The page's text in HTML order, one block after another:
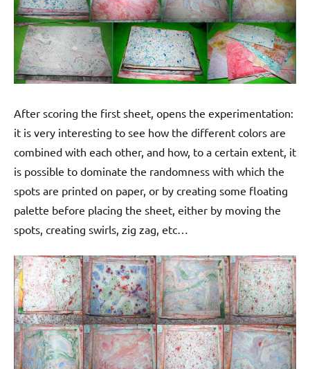
After scoring the first sheet, opens the experimentation:
it is very interesting to see how the different colors are
combined with each other, and how, to a certain extent, it
is possible to dominate the randomness with which the
spots are printed on paper, or by creating some floating
palette before placing the sheet, either by moving the
spots, creating swirls, zig zag, etc…